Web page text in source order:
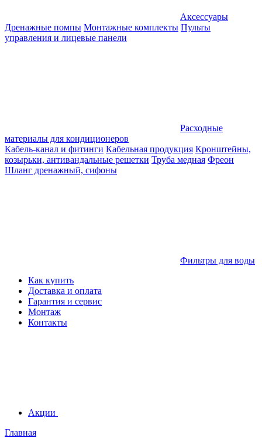
Аксессуары
Дренажные помпы Монтажные комплекты Пульты
управления и лицевые панели
Расходные
материалы для кондиционеров
Кабель-канал и фитинги Кабельная продукция Кронштейны,
козырьки, антивандальные решетки Труба медная Фреон
Шланг дренажный, сифоны
Фильтры для воды
Как купить
Доставка и оплата
Гарантия и сервис
Монтаж
Контакты
Акции
Главная